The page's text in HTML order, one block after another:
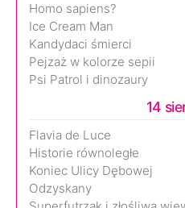
Homo sapiens?
Ice Cream Man
Kandydaci śmierci
Pejzaż w kolorze sepii
Psi Patrol i dinozaury
14
Flavia de Luce
Historie równoległe
Koniec Ulicy Dębowej
Odzyskany